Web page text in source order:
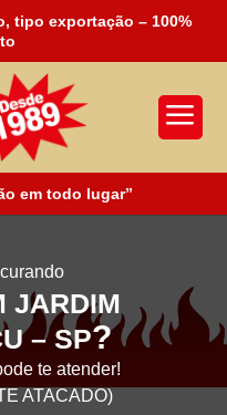
tipo exportação – 100%
a
em todo lugar”
JARDIM
– SP?
te atender!
ATACADO)